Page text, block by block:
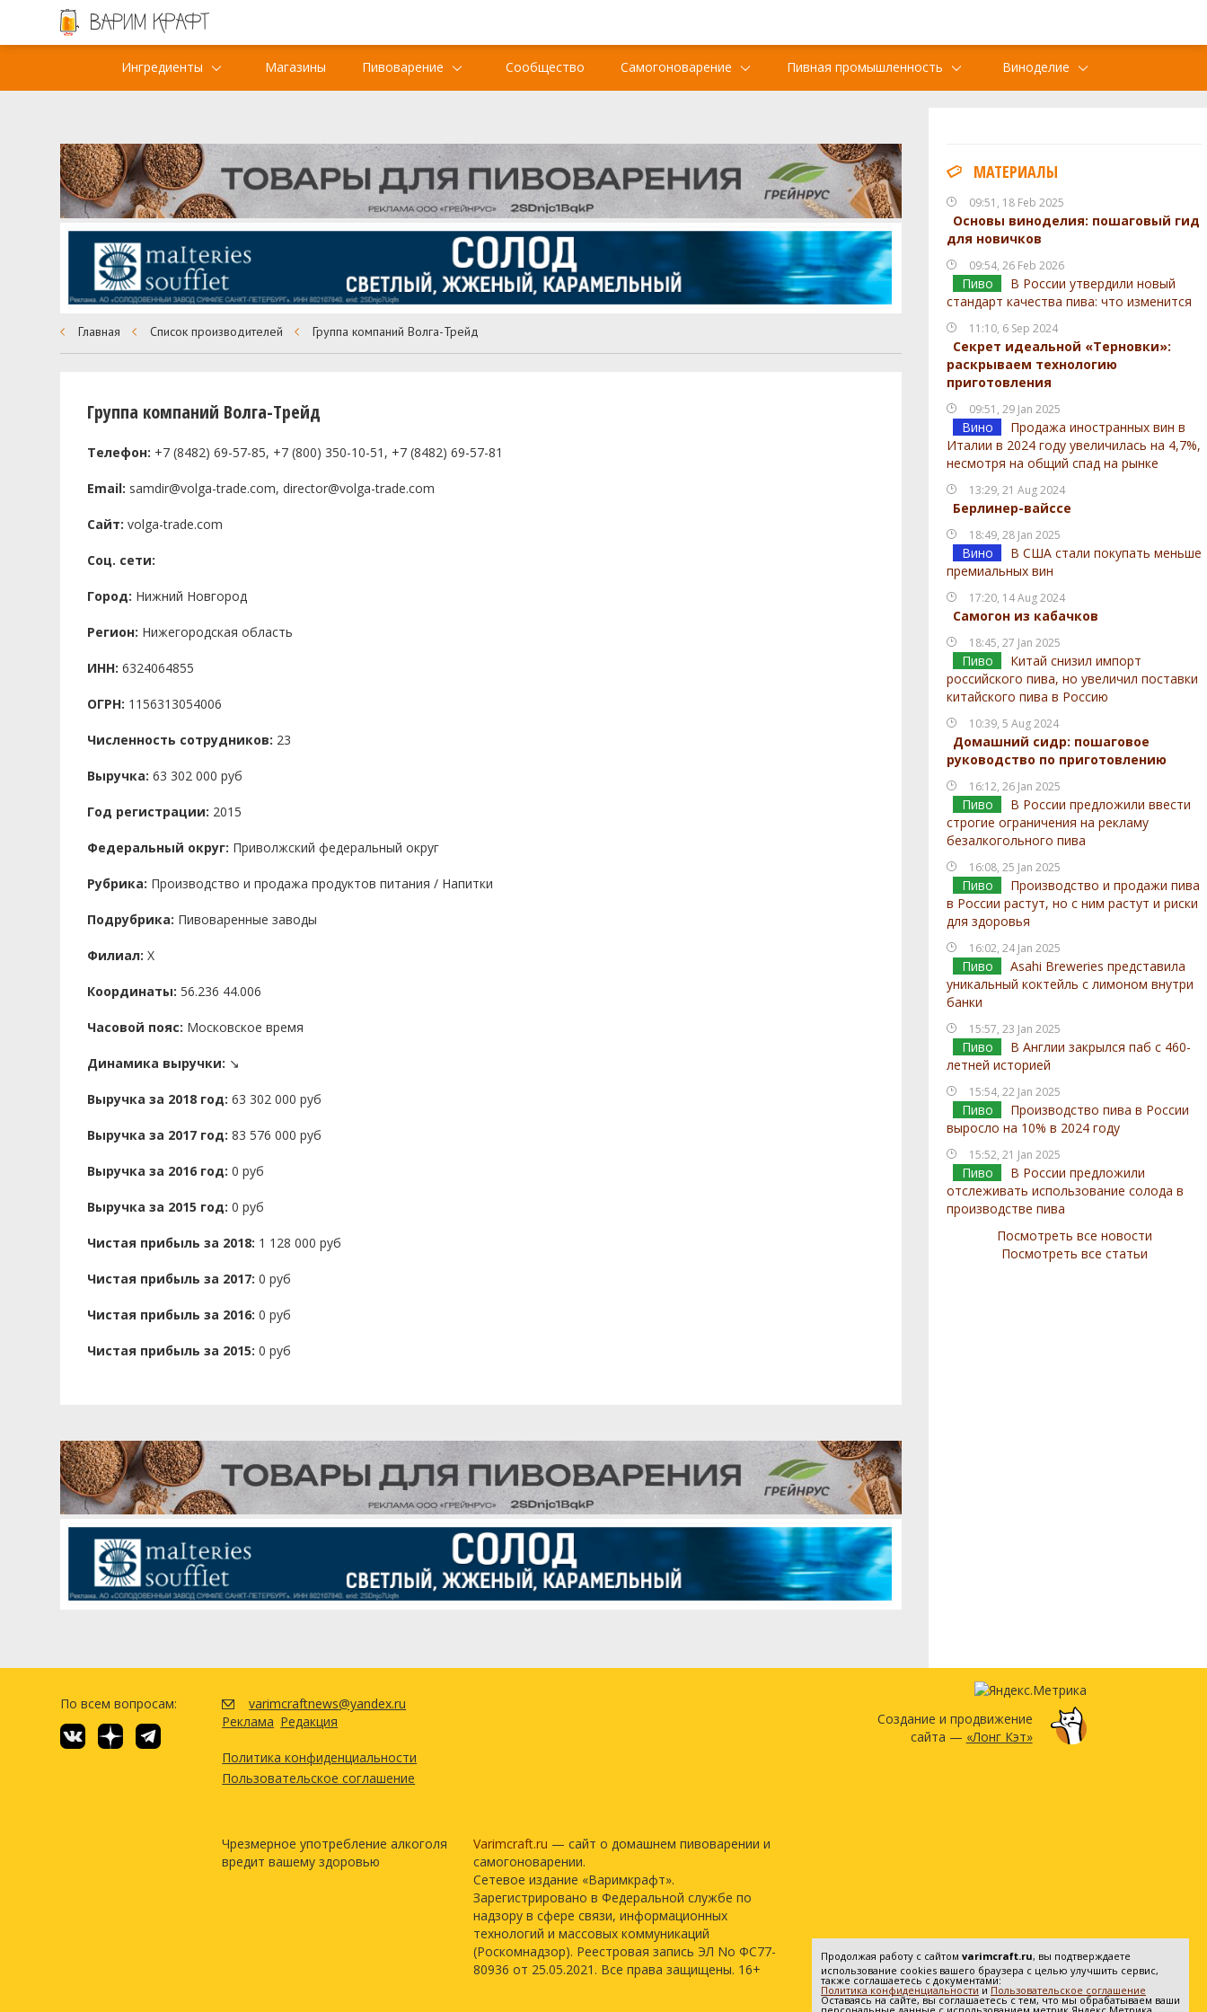
Ингредиенты Магазины Пивоварение Сообщество Самогоноварение Пивная промышленность Виноделие
МАТЕРИАЛЫ
09:51, 18 Feb 2025
Основы виноделия: пошаговый гид
для новичков
09:54, 26 Feb 2026
Пиво
В России утвердили новый
стандарт качества пива: что изменится
11:10, 6 Sep 2024
Секрет идеальной «Терновки»:
раскрываем технологию
приготовления
09:51, 29 Jan 2025
Вино
Продажа иностранных вин в
Италии в 2024 году увеличилась на 4,7%,
несмотря на общий спад на рынке
13:29, 21 Aug 2024
Берлинер-вайссе
18:49, 28 Jan 2025
Вино
В США стали покупать меньше
премиальных вин
17:20, 14 Aug 2024
Самогон из кабачков
18:45, 27 Jan 2025
Пиво
Китай снизил импорт
российского пива, но увеличил поставки
китайского пива в Россию
10:39, 5 Aug 2024
Домашний сидр: пошаговое
руководство по приготовлению
16:12, 26 Jan 2025
Пиво
В России предложили ввести
строгие ограничения на рекламу
безалкогольного пива
16:08, 25 Jan 2025
Пиво
Производство и продажи пива
в России растут, но с ним растут и риски
для здоровья
16:02, 24 Jan 2025
Пиво
Asahi Breweries представила
уникальный коктейль с лимоном внутри
банки
15:57, 23 Jan 2025
Пиво
В Англии закрылся паб с 460-
летней историей
15:54, 22 Jan 2025
Пиво
Производство пива в России
выросло на 10% в 2024 году
15:52, 21 Jan 2025
Пиво
В России предложили
отслеживать использование солода в
производстве пива
Посмотреть все новости
Посмотреть все статьи
Главная Список производителей Группа компаний Волга-Трейд
Группа компаний Волга-Трейд
Телефон: +7 (8482) 69-57-85, +7 (800) 350-10-51, +7 (8482) 69-57-81
Email: samdir@volga-trade.com, director@volga-trade.com
Сайт: volga-trade.com
Соц. сети:
Город: Нижний Новгород
Регион: Нижегородская область
ИНН: 6324064855
ОГРН: 1156313054006
Численность сотрудников: 23
Выручка: 63 302 000 руб
Год регистрации: 2015
Федеральный округ: Приволжский федеральный округ
Рубрика: Производство и продажа продуктов питания / Напитки
Подрубрика: Пивоваренные заводы
Филиал: X
Координаты: 56.236 44.006
Часовой пояс: Московское время
Динамика выручки: ↘
Выручка за 2018 год: 63 302 000 руб
Выручка за 2017 год: 83 576 000 руб
Выручка за 2016 год: 0 руб
Выручка за 2015 год: 0 руб
Чистая прибыль за 2018: 1 128 000 руб
Чистая прибыль за 2017: 0 руб
Чистая прибыль за 2016: 0 руб
Чистая прибыль за 2015: 0 руб
По всем вопросам:
varimcraftnews@yandex.ru
Реклама Редакция
Политика конфиденциальности
Пользовательское соглашение
Чрезмерное употребление алкоголя
вредит вашему здоровью
Varimcraft.ru — сайт о домашнем пивоварении и
самогоноварении.
Сетевое издание «Варимкрафт».
Зарегистрировано в Федеральной службе по
надзору в сфере связи, информационных
технологий и массовых коммуникаций
(Роскомнадзор). Реестровая запись ЭЛ No ФС77-
80936 от 25.05.2021. Все права защищены. 16+
Создание и продвижение
сайта — «Лонг Кэт»
Продолжая работу с сайтом varimcraft.ru, вы подтверждаете
использование cookies вашего браузера с целью улучшить сервис,
также соглашаетесь с документами:
Политика конфиденциальности и Пользовательское соглашение
Оставаясь на сайте, вы соглашаетесь с тем, что мы обрабатываем ваши